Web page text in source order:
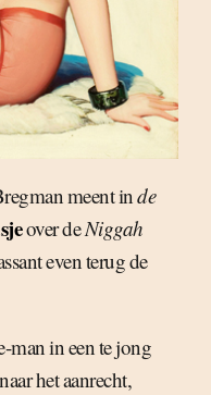
meent inde
over deNiggah
even terug de
man in een te jong
het aanrecht,